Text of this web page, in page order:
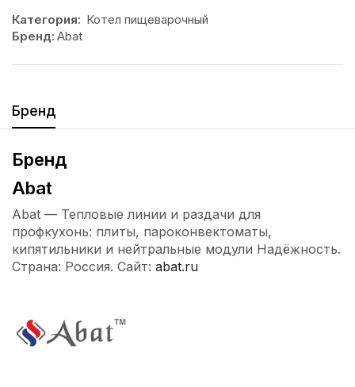
Категория: Котел пищеварочный
Бренд: Abat
Бренд
Бренд
Abat
Abat — Тепловые линии и раздачи для
профкухонь: плиты, пароконвектоматы,
кипятильники и нейтральные модули Надёжность.
Страна: Россия. Сайт: abat.ru